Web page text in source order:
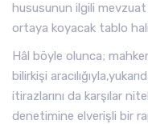
hususunun ilgili mevzuat
ortaya koyacak tablo
Hâl böyle olunca;
bilirkişi
itirazlarını da karşılar
denetimine elverişli bir